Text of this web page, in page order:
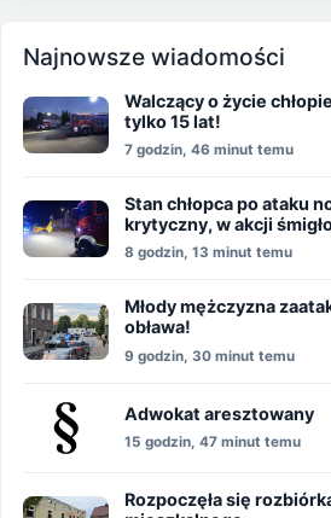
Najnowsze wiadomości
Walczący o życie
tylko 15 lat!
7 godzin, 46 minut temu
Stan chłopca po ataku
krytyczny, w akcji
8 godzin, 13 minut temu
Młody mężczyzna
obława!
9 godzin, 30 minut temu
Adwokat aresztowany
15 godzin, 47 minut temu
Rozpoczęła się